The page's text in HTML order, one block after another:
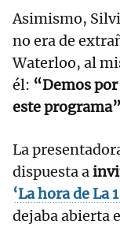
Asimismo,
no era de
Waterloo, al
él: “Demos
este
La
dispuesta a
‘La hora de La
dejaba abierta